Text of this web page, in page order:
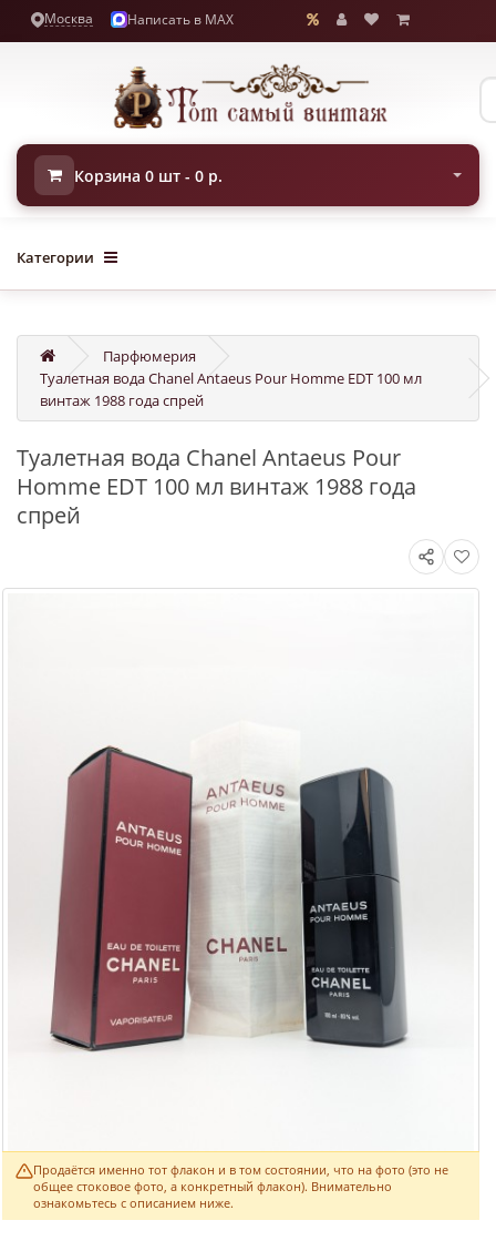
Москва Написать в MAX
Корзина 0 шт - 0 р.
Категории
Парфюмерия
Туалетная вода Chanel Antaeus Pour Homme EDT 100 мл
винтаж 1988 года спрей
Туалетная вода Chanel Antaeus Pour
Homme EDT 100 мл винтаж 1988 года
спрей
Продаётся именно тот флакон и в том состоянии, что на фото (это не
общее стоковое фото, а конкретный флакон). Внимательно
ознакомьтесь с описанием ниже.